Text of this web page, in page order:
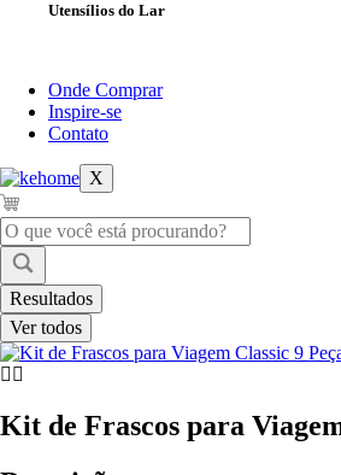
Utensílios do Lar
Onde Comprar
Inspire-se
Contato
X
Pesquisar
...
Resultados
Ver todos
Kit de Frascos para